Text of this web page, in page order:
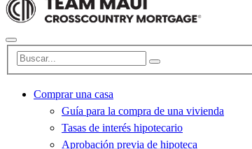
Comprar una casa
Guía para la compra de una vivienda
Tasas de interés hipotecario
Aprobación previa de hipoteca